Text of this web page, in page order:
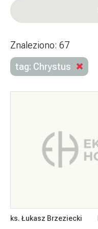
Znaleziono: 67
tag: Chrystus
ks. Łukasz Brzeziecki